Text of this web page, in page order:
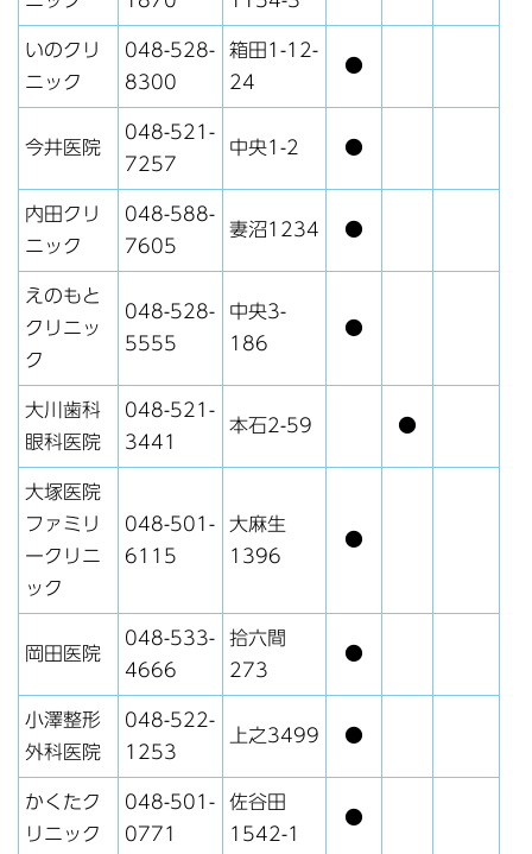
いのクリ
ニック
048-528-
8300
箱田1-12-
24
●
今井医院
048-521-
7257
中央1-2 ●
内田クリ
ニック
048-588-
7605
妻沼1234 ●
えのもと
クリニッ
ク
048-528-
5555
中央3-
186
●
大川歯科
眼科医院
048-521-
3441
本石2-59 ●
大塚医院
ファミリ
ークリニ
ック
048-501-
6115
大麻生
1396
●
岡田医院
048-533-
4666
拾六間
273
●
小澤整形
外科医院
048-522-
1253
上之3499 ●
かくたク
リニック
048-501-
0771
佐谷田
1542-1
●